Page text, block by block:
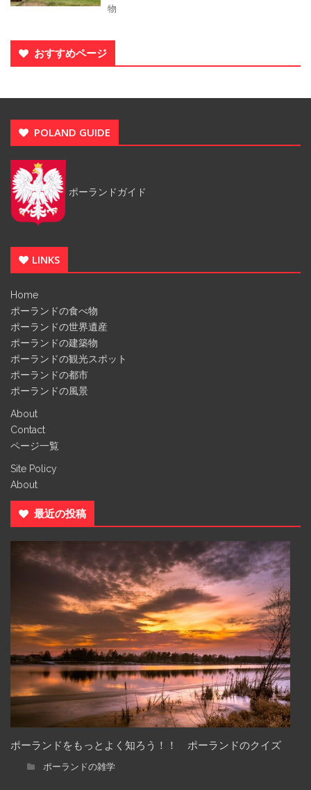
物
おすすめページ
POLAND GUIDE
ポーランドガイド
LINKS
Home
ポーランドの食べ物
ポーランドの世界遺産
ポーランドの建築物
ポーランドの観光スポット
ポーランドの都市
ポーランドの風景
About
Contact
ページ一覧
Site Policy
About
最近の投稿
ポーランドをもっとよく知ろう！！ ポーランドのクイズ
ポーランドの雑学